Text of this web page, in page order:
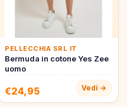
PELLECCHIA SRL IT
Bermuda in cotone Yes Zee
uomo
€24,95 Vedi →